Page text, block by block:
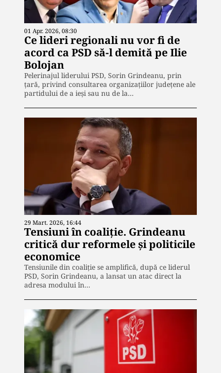
01 Apr. 2026, 08:30
Ce lideri regionali nu vor fi de
acord ca PSD să-l demită pe Ilie
Bolojan
Pelerinajul liderului PSD, Sorin Grindeanu, prin
țară, privind consultarea organizațiilor județene ale
partidului de a ieși sau nu de la…
29 Mart. 2026, 16:44
Tensiuni în coaliție. Grindeanu
critică dur reformele și politicile
economice
Tensiunile din coaliție se amplifică, după ce liderul
PSD, Sorin Grindeanu, a lansat un atac direct la
adresa modului în…